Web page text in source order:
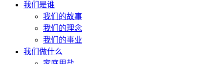
我们是谁
我们的故事
我们的理念
我们的事业
我们做什么